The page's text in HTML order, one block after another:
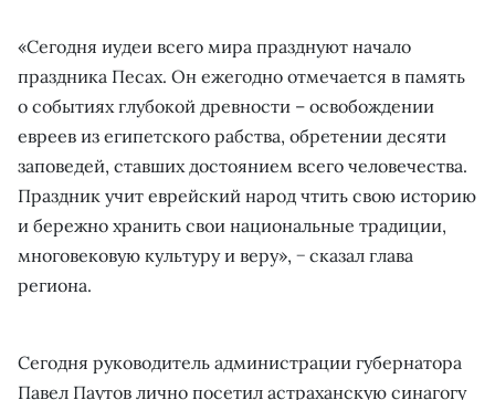
«Сегодня иудеи всего мира празднуют начало
праздника Песах. Он ежегодно отмечается в память
о событиях глубокой древности – освобождении
евреев из египетского рабства, обретении десяти
заповедей, ставших достоянием всего человечества.
Праздник учит еврейский народ чтить свою историю
и бережно хранить свои национальные традиции,
многовековую культуру и веру», − сказал глава
региона.
Сегодня руководитель администрации губернатора
Павел Паутов лично посетил астраханскую синагогу